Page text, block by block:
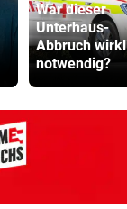
War dieser
Unterhaus-
Abbruch
notwendig?